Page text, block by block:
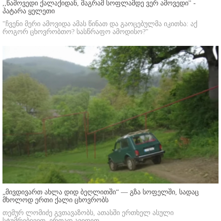
,,წამოვედი ქალაქიდან, მაგრამ სოფლამდე ვერ ამოვედი'' -
პატარა ყელეთი
"ჩვენი მერი ამოვიდა ამას წინათ და გაოცებულმა იკითხა: აქ
როგორ ცხოვრობთო? სასწრაფო ამოდისო?"
„მივდივართ ახლა დიდ ბეღლითში“ — გზა სოფელში, სადაც
მხოლოდ ერთი ქალი ცხოვრობს
თემურ ლომიძე გვთავაზობს, ათასში ერთხელ ასული